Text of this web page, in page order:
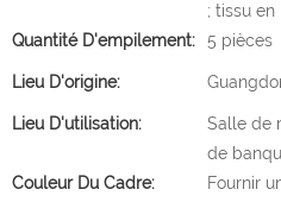
; tissu en
Quantité D'empilement:
5 pièces
Lieu D'origine:
Lieu D'utilisation:
Salle de
de
Couleur Du Cadre:
Fournir